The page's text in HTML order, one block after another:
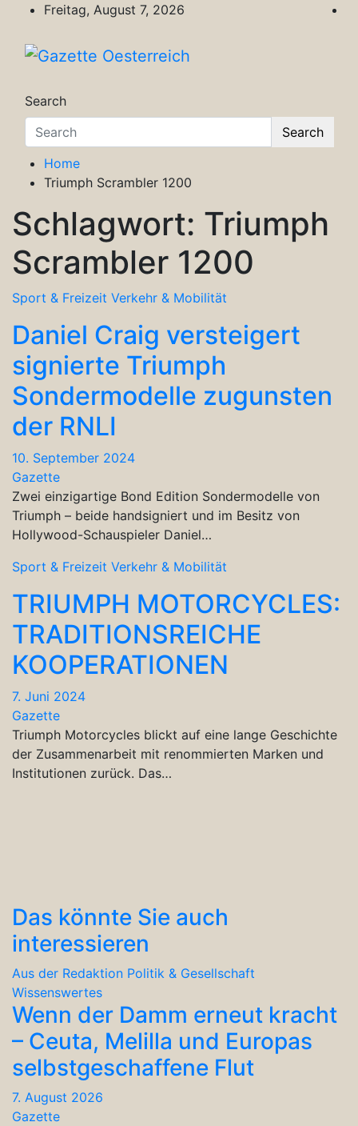
content
Freitag, August 7, 2026
Search
Search
Home
Triumph Scrambler 1200
Schlagwort: Triumph
Scrambler 1200
Sport & Freizeit Verkehr & Mobilität
Daniel Craig versteigert
signierte Triumph
Sondermodelle zugunsten
der RNLI
10. September 2024
Gazette
Zwei einzigartige Bond Edition Sondermodelle von
Triumph – beide handsigniert und im Besitz von
Hollywood-Schauspieler Daniel…
Sport & Freizeit Verkehr & Mobilität
TRIUMPH MOTORCYCLES:
TRADITIONSREICHE
KOOPERATIONEN
7. Juni 2024
Gazette
Triumph Motorcycles blickt auf eine lange Geschichte
der Zusammenarbeit mit renommierten Marken und
Institutionen zurück. Das…
Das könnte Sie auch
interessieren
Aus der Redaktion Politik & Gesellschaft
Wissenswertes
Wenn der Damm erneut kracht
– Ceuta, Melilla und Europas
selbstgeschaffene Flut
7. August 2026
Gazette